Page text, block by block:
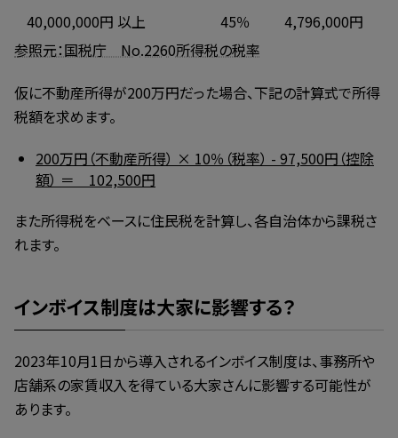
40,000,000円 以上 45％
4,796,000円
参照元：国税庁 No.2260所得税の税率
仮に不動産所得が200万円だった場合、下記の計算式で所得
税額を求めます。
200万円（不動産所得） × 10％（税率） - 97,500円（控除
額） ＝ 102,500円
また所得税をベースに住民税を計算し、各自治体から課税さ
れます。
インボイス制度は大家に影響する？
2023年10月1日から導入されるインボイス制度は、事務所や
店舗系の家賃収入を得ている大家さんに影響する可能性が
あります。